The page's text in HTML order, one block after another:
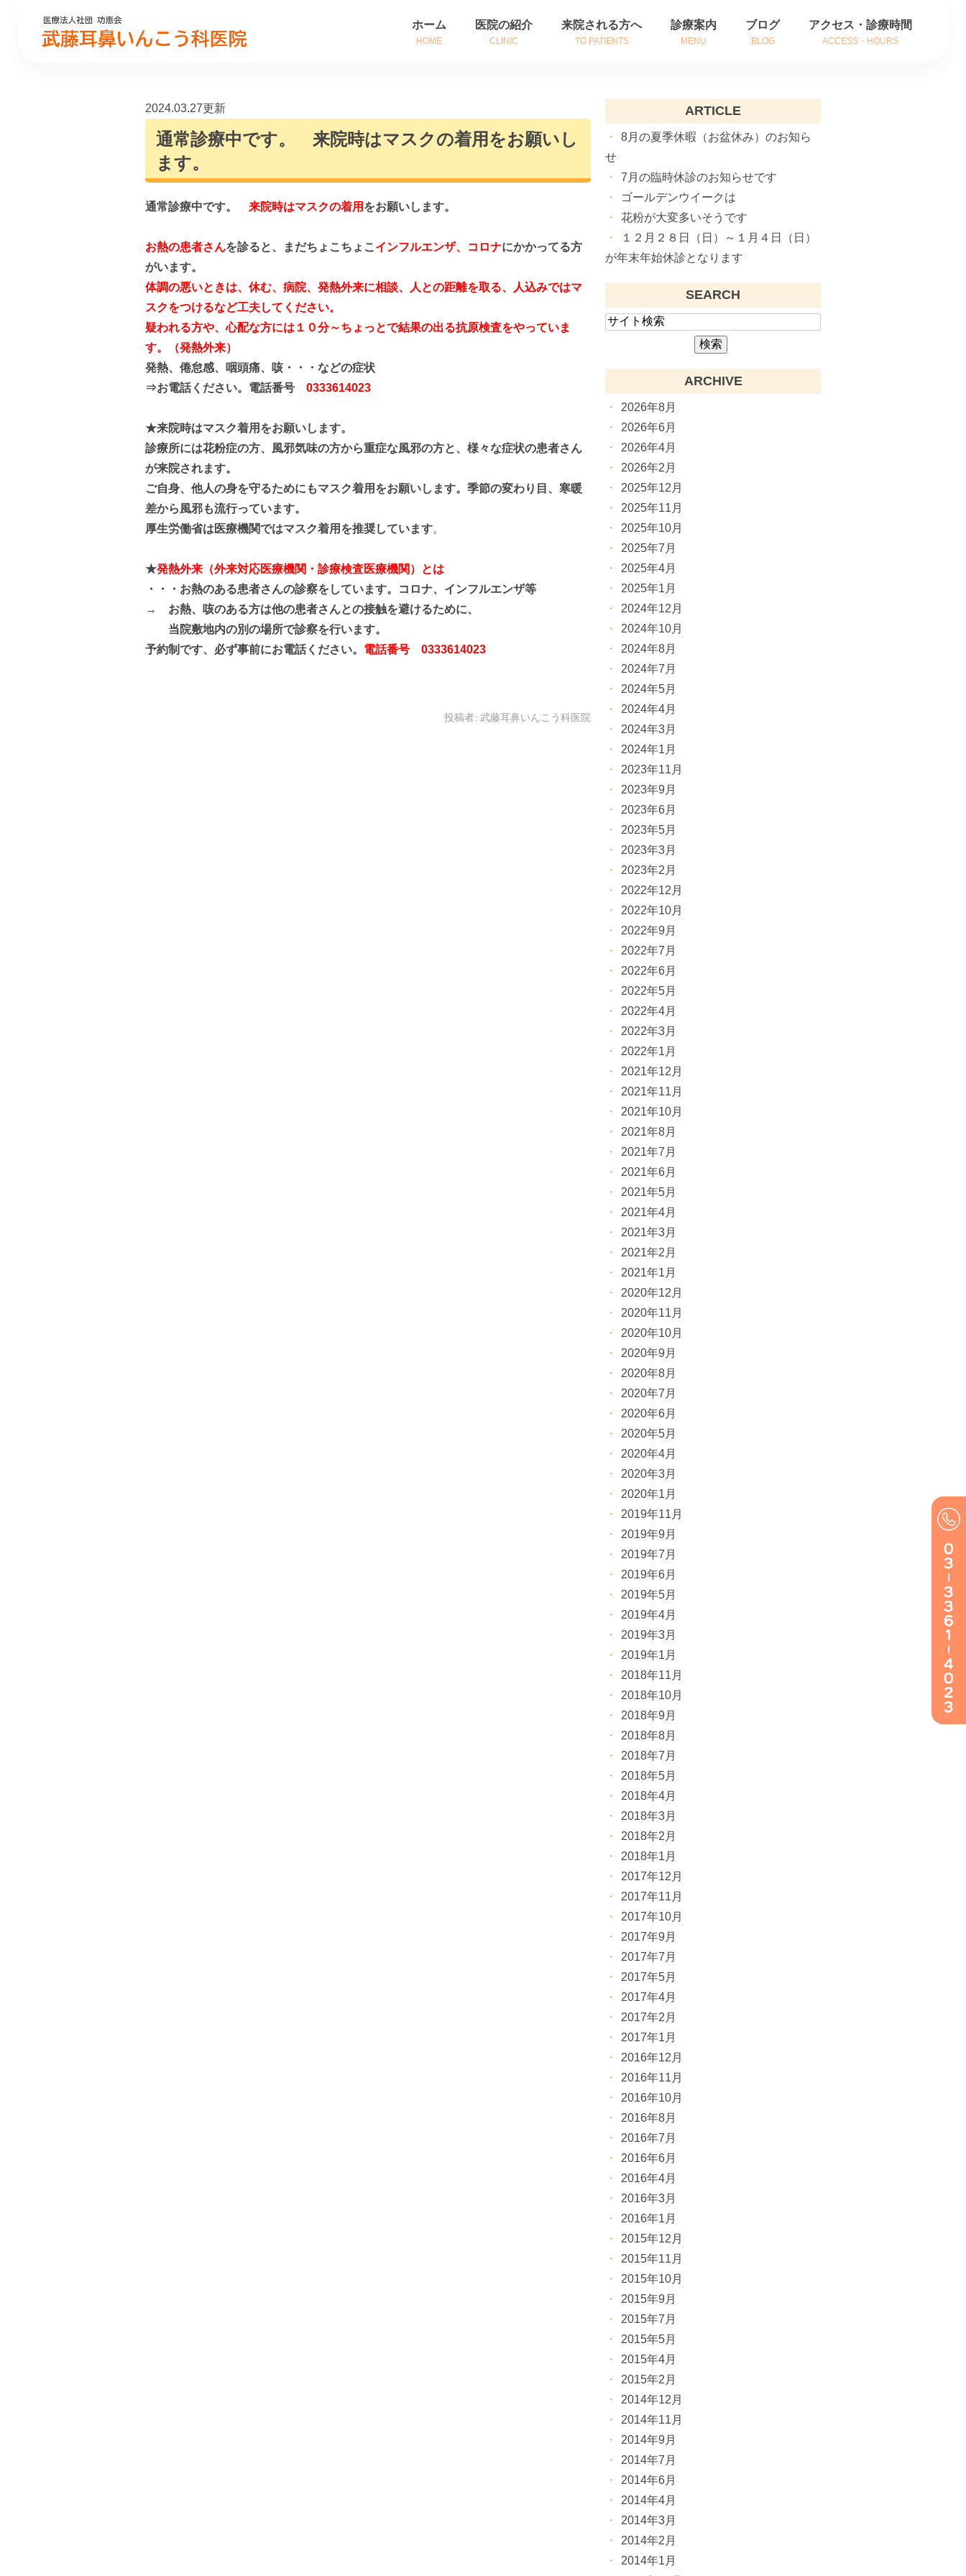
ホーム
HOME
医院の紹介
CLINIC
院長挨拶
来院される方へ
TO PATIENTS
患者さんへのご案内
診療案内
MENU
がん治療
補聴器相談
花粉症でお悩みの方へ
ブログ
BLOG
アクセス・診療時間
ACCESS・HOURS
2024.03.27更新
通常診療中です。 来院時はマスクの着用をお願いし
ます。
通常診療中です。 来院時はマスクの着用 をお願いします。
お熱の患者さんを診ると、まだちょこちょこ インフルエンザ、コロナにかかってる方
がいます。
体調の悪いときは、休む、病院、発熱外来に相談、人との距離を取る、人込みではマ
スクをつけるなど工夫してください。
疑われる方や、心配な方には１０分～ちょっとで結果の出る抗原検査をやっていま
す。（発熱外来）
発熱、倦怠感、咽頭痛、咳・・・などの症状
⇒お電話ください。電話番号 0333614023
★来院時はマスク着用をお願いします。
診療所には花粉症の方、風邪気味の方から重症な風邪の方と、 様々な症状の患者さん
が来院されます。
ご自身、他人の身を守るためにもマスク着用をお願いします。季節の変わり目、寒暖
差から風邪も流行っています。
厚生労働省は医療機関ではマスク着用を推奨しています。
★発熱外来（外来対応医療機関・診療検査医療機関）とは
・・・ お熱のある患者さんの診察をしています。コロナ、インフルエンザ等
→ お熱、咳のある方は他の患者さんとの接触を避けるために、
当院敷地内の別の場所で診察を行います。
予約制です、必ず事前にお電話ください。 電話番号 0333614023
投稿者: 武藤耳鼻いんこう科医院
ARTICLE
8月の夏季休暇（お盆休み）のお知ら
せ
7月の臨時休診のお知らせです
ゴールデンウイークは
花粉が大変多いそうです
１２月２８日（日）～１月４日（日）
が年末年始休診となります
SEARCH
ARCHIVE
2026年8月
2026年6月
2026年4月
2026年2月
2025年12月
2025年11月
2025年10月
2025年7月
2025年4月
2025年1月
2024年12月
2024年10月
2024年8月
2024年7月
2024年5月
2024年4月
2024年3月
2024年1月
2023年11月
2023年9月
2023年6月
2023年5月
2023年3月
2023年2月
2022年12月
2022年10月
2022年9月
2022年7月
2022年6月
2022年5月
2022年4月
2022年3月
2022年1月
2021年12月
2021年11月
2021年10月
2021年8月
2021年7月
2021年6月
2021年5月
2021年4月
2021年3月
2021年2月
2021年1月
2020年12月
2020年11月
2020年10月
2020年9月
2020年8月
2020年7月
2020年6月
2020年5月
2020年4月
2020年3月
2020年1月
2019年11月
2019年9月
2019年7月
2019年6月
2019年5月
2019年4月
2019年3月
2019年1月
2018年11月
2018年10月
2018年9月
2018年8月
2018年7月
2018年5月
2018年4月
2018年3月
2018年2月
2018年1月
2017年12月
2017年11月
2017年10月
2017年9月
2017年7月
2017年5月
2017年4月
2017年2月
2017年1月
2016年12月
2016年11月
2016年10月
2016年8月
2016年7月
2016年6月
2016年4月
2016年3月
2016年1月
2015年12月
2015年11月
2015年10月
2015年9月
2015年7月
2015年5月
2015年4月
2015年2月
2014年12月
2014年11月
2014年9月
2014年7月
2014年6月
2014年4月
2014年3月
2014年2月
2014年1月